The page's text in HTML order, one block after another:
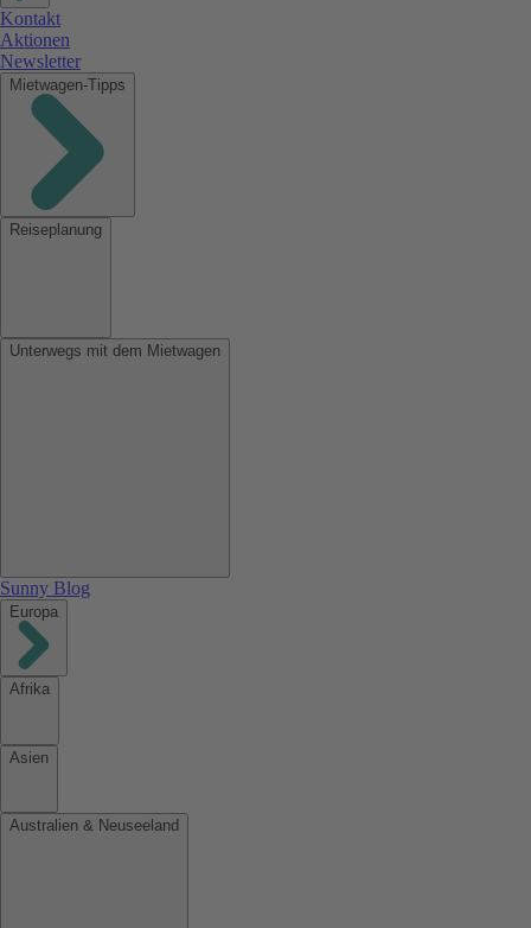
Kontakt
Aktionen
Newsletter
Mietwagen-Tipps
Reiseplanung
Unterwegs mit dem Mietwagen
Sunny Blog
Europa
Afrika
Asien
Australien & Neuseeland